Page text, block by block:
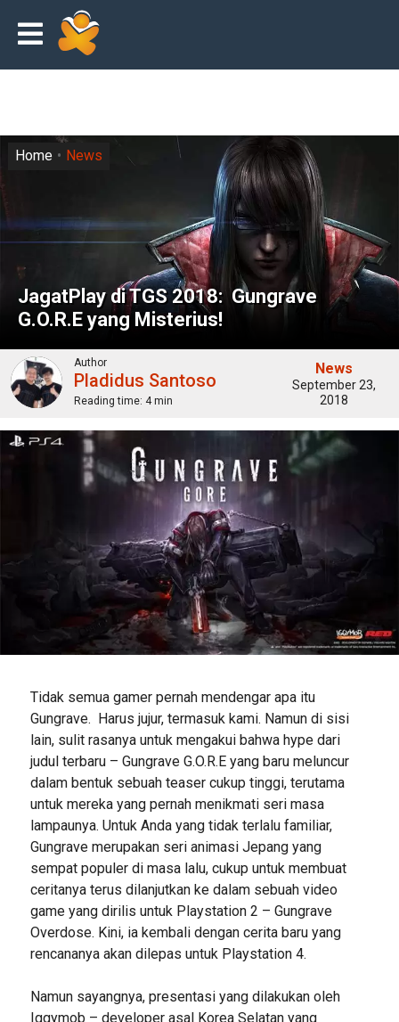
JagatPlay di TGS 2018: Gungrave
G.O.R.E yang Misterius!
Home News
Author
Pladidus Santoso
Reading time: 4 min
News
September 23,
2018
Tidak semua gamer pernah mendengar apa itu
Gungrave. Harus jujur, termasuk kami. Namun di sisi
lain, sulit rasanya untuk mengakui bahwa hype dari
judul terbaru – Gungrave G.O.R.E yang baru meluncur
dalam bentuk sebuah teaser cukup tinggi, terutama
untuk mereka yang pernah menikmati seri masa
lampaunya. Untuk Anda yang tidak terlalu familiar,
Gungrave merupakan seri animasi Jepang yang
sempat populer di masa lalu, cukup untuk membuat
ceritanya terus dilanjutkan ke dalam sebuah video
game yang dirilis untuk Playstation 2 – Gungrave
Overdose. Kini, ia kembali dengan cerita baru yang
rencananya akan dilepas untuk Playstation 4.
Namun sayangnya, presentasi yang dilakukan oleh
Iggymob – developer asal Korea Selatan yang